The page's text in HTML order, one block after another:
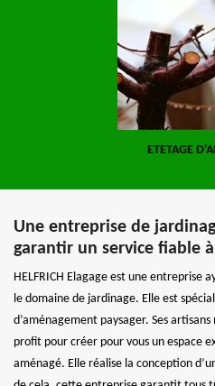
ETETAGE
Une entreprise de
garantir un service fiable
HELFRICH Elagage est une entreprise
le domaine de jardinage. Elle est
d’aménagement paysager. Ses
profit pour créer pour vous un espace
aménagé. Elle réalise la conception